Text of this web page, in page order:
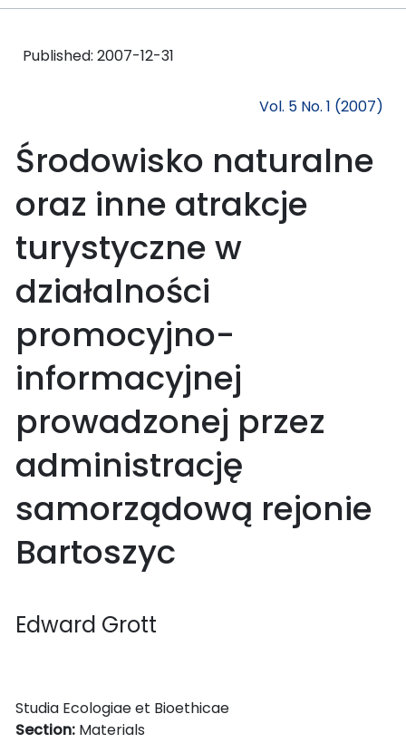
Published: 2007-12-31
Vol. 5 No. 1 (2007)
Środowisko naturalne
oraz inne atrakcje
turystyczne w
działalności
promocyjno-
informacyjnej
prowadzonej przez
administrację
samorządową rejonie
Bartoszyc
Edward Grott
Studia Ecologiae et Bioethicae
Section: Materials